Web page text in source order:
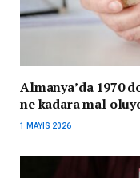
Almanya’da 1970
ne kadara mal
1 MAYIS 2026